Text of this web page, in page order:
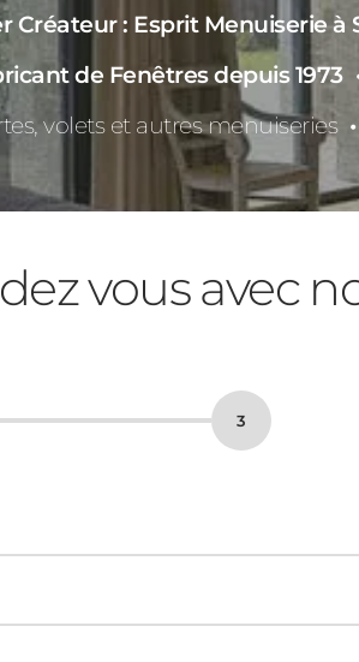
Créateur : Esprit Menuiserie à
de Fenêtres depuis 1973
volets et autres menuiseries
vous avec